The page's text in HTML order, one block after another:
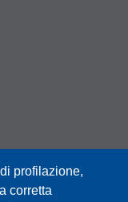
profilazione,
corretta